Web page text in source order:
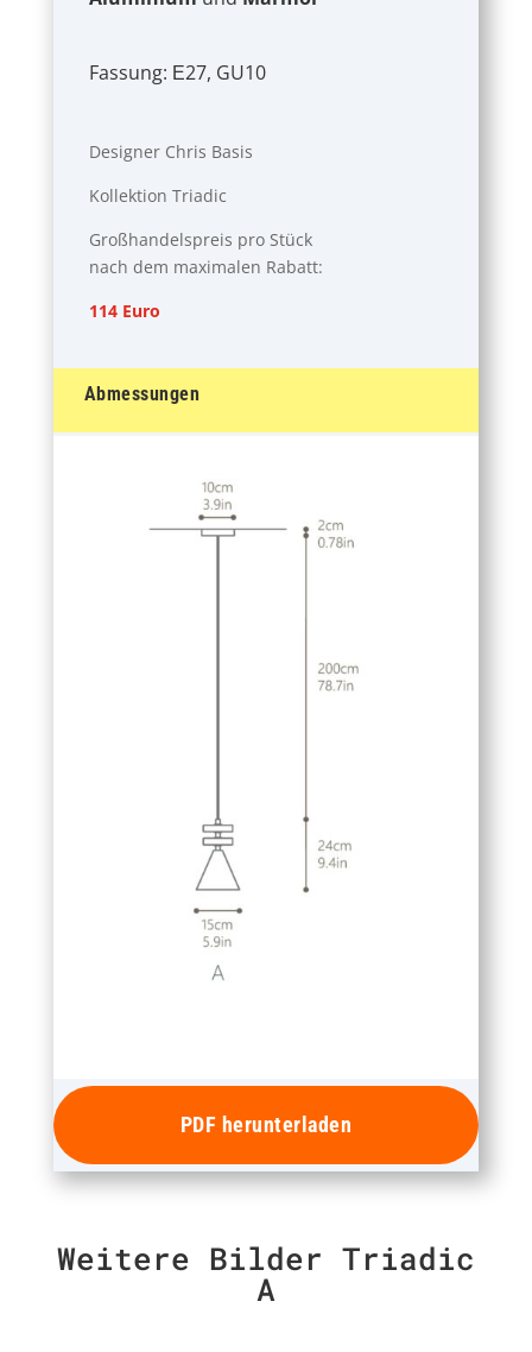
Fassung: Ε27, GU10
Designer Chris Basis
Kollektion Triadic
Großhandelspreis pro Stück
nach dem maximalen Rabatt:
114 Euro
Abmessungen
PDF herunterladen
Weitere Bilder Triadic
A